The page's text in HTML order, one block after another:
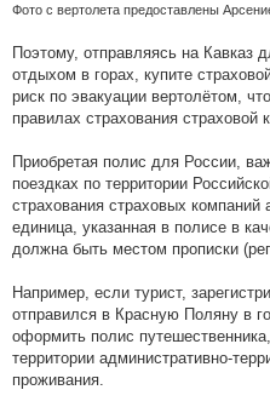
Фото с вертолета предоставлены
Поэтому, отправляясь на Кавказ
отдыхом в горах, купите
риск по эвакуации вертолётом,
правилах страхования страховой
Приобретая полис для России,
поездках по территории
страхования страховых компаний
единица, указанная в полисе в
должна быть местом прописки
Например, если турист,
отправился в Красную Поляну в
оформить полис
территории административно-
проживания.